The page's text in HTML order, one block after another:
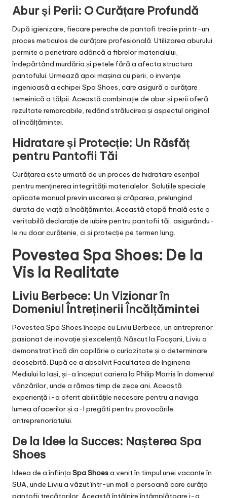
Abur și Perii: O Curățare Profundă
După igienizare, fiecare pereche de pantofi treciie printr-un
proces meticulos de curățare profesională. Utilizarea aburului
permite o penetrare adâncă a fibrelor materialului,
îndepărtând murdăria și petele fără a afecta structura
pantofului. Urmează apoi mașina cu perii, o invenție
ingenioasă a echipei Spa Shoes, care asigură o curățare
temeinică a tălpii. Această combinație de abur și perii oferă
rezultate remarcabile, redând strălucirea și aspectul original
al încălțămintei.
Hidratare și Protecție: Un Răsfăț
pentru Pantofii Tăi
Curățarea este urmată de un proces de hidratare esențial
pentru menținerea integrității materialelor. Soluțiile speciale
aplicate manual previn uscarea și crăparea, prelungind
durata de viață a încălțămintei. Această etapă finală este o
veritabilă declarație de iubire pentru pantofii tăi, asigurându-
le nu doar curățenie, ci și protecție pe termen lung.
Povestea Spa Shoes: De la
Vis la Realitate
Liviu Berbece: Un Vizionar în
Domeniul Întreținerii Încălțămintei
Povestea Spa Shoes începe cu Liviu Berbece, un antreprenor
pasionat de inovație și excelență. Născut la Focșani, Liviu a
demonstrat încă din copilărie o curiozitate și o determinare
deosebită. După ce a absolvit Facultatea de Ingineria
Mediului la Iași, și-a început cariera la Philip Morris în domeniul
vânzărilor, unde a rămas timp de zece ani. Această
experiență i-a oferit abilitățile necesare pentru a naviga
lumea afacerilor și a-l pregăti pentru provocările
antreprenoriatului.
De la Idee la Succes: Nașterea Spa
Shoes
Ideea de a înființa Spa Shoesa venit în timpul unei vacanțe în
SUA, unde Liviu a văzut într-un mall o persoană care curăța
pantofii trecătorilor. Această întâlnire întâmplătoare i-a